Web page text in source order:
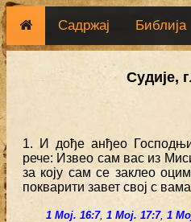
Садржај Библија
Судије,
1. И дође анђео
рече: Извео сам вас из
за коју сам се заклео
покварити завет свој с
1 Мој. 16:7, 1 Мој. 17:7, 1